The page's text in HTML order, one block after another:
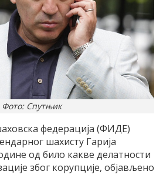
Фото: Спутњик
федерација (ФИДЕ)
шахисту Гарија
од било какве делатности
због корупције, објављено